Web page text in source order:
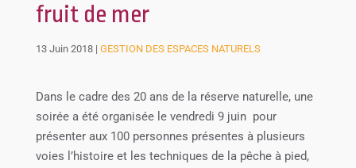
fruit de mer
13 Juin 2018| GESTION DES ESPACES NATURELS
Dans le cadre des 20 ans de la réserve naturelle, une
soirée a été organisée le vendredi 9 juin pour
présenter aux 100 personnes présentes à plusieurs
voies l’histoire et les techniques de la pêche à pied,